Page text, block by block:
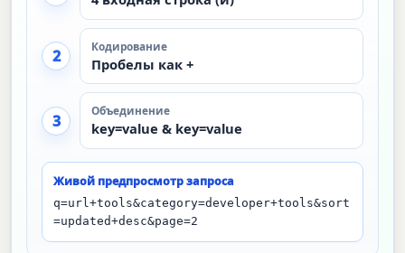
2
Кодирование
Пробелы как +
3
Объединение
key=value & key=value
Живой предпросмотр запроса
q=url+tools&category=developer+tools&sort
=updated+desc&page=2